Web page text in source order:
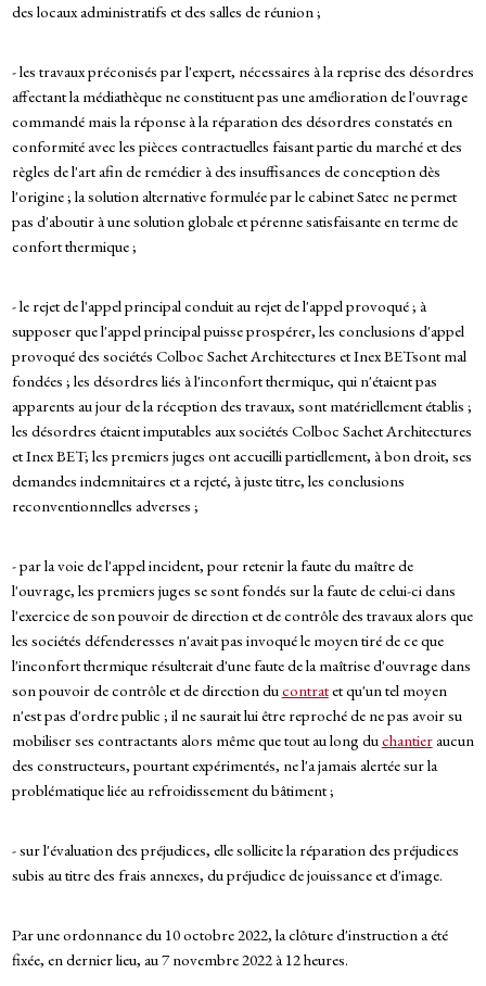
des locaux administratifs et des salles de réunion ;
- les travaux préconisés par l'expert, nécessaires à la reprise des désordres
affectant la médiathèque ne constituent pas une amélioration de l'ouvrage
commandé mais la réponse à la réparation des désordres constatés en
conformité avec les pièces contractuelles faisant partie du marché et des
règles de l'art afin de remédier à des insuffisances de conception dès
l'origine ; la solution alternative formulée par le cabinet Satec ne permet
pas d'aboutir à une solution globale et pérenne satisfaisante en terme de
confort thermique ;
- le rejet de l'appel principal conduit au rejet de l'appel provoqué ; à
supposer que l'appel principal puisse prospérer, les conclusions d'appel
provoqué des sociétés Colboc Sachet Architectures et Inex BETsont mal
fondées ; les désordres liés à l'inconfort thermique, qui n'étaient pas
apparents au jour de la réception des travaux, sont matériellement établis ;
les désordres étaient imputables aux sociétés Colboc Sachet Architectures
et Inex BET; les premiers juges ont accueilli partiellement, à bon droit, ses
demandes indemnitaires et a rejeté, à juste titre, les conclusions
reconventionnelles adverses ;
- par la voie de l'appel incident, pour retenir la faute du maître de
l'ouvrage, les premiers juges se sont fondés sur la faute de celui-ci dans
l'exercice de son pouvoir de direction et de contrôle des travaux alors que
les sociétés défenderesses n'avait pas invoqué le moyen tiré de ce que
l'inconfort thermique résulterait d'une faute de la maîtrise d'ouvrage dans
son pouvoir de contrôle et de direction ducontratet qu'un tel moyen
n'est pas d'ordre public ; il ne saurait lui être reproché de ne pas avoir su
mobiliser ses contractants alors même que tout au long duchantieraucun
des constructeurs, pourtant expérimentés, ne l'a jamais alertée sur la
problématique liée au refroidissement du bâtiment ;
- sur l'évaluation des préjudices, elle sollicite la réparation des préjudices
subis au titre des frais annexes, du préjudice de jouissance et d'image.
Par une ordonnance du 10 octobre 2022, la clôture d'instruction a été
fixée, en dernier lieu, au 7 novembre 2022 à 12 heures.